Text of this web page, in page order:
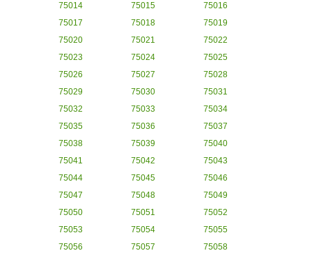
75014 75015
75016
75017
75018
75019
75020
75021
75022
75023
75024
75025
75026
75027
75028
75029
75030
75031
75032
75033
75034
75035
75036
75037
75038
75039
75040
75041
75042
75043
75044
75045
75046
75047
75048
75049
75050
75051
75052
75053
75054
75055
75056
75057
75058